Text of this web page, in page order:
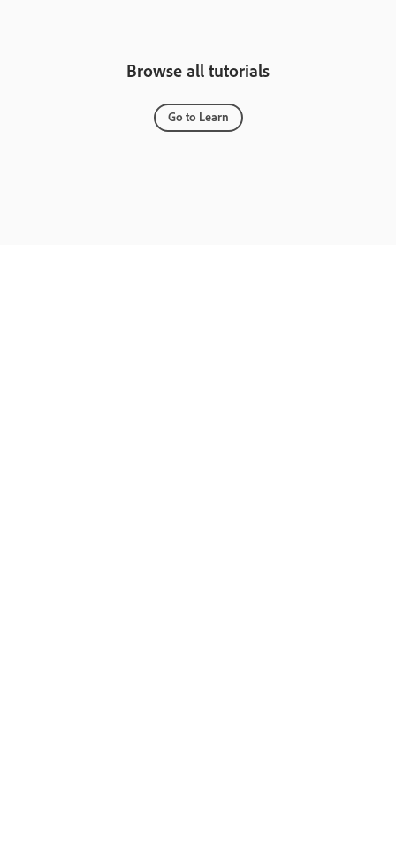
Browse all tutorials
Go to Learn